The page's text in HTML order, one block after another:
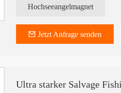
Hochseeangelmagnet
Jetzt Anfrage senden
Ultra starker Salvage